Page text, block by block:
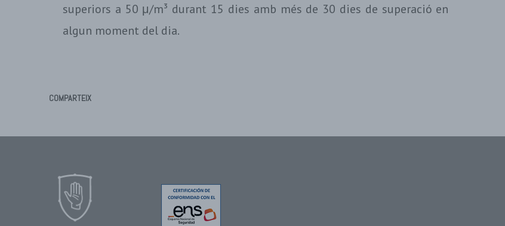
superiors a 50 μ/m³ durant 15 dies amb més de 30 dies de superació en
algun moment del dia.
COMPARTEIX